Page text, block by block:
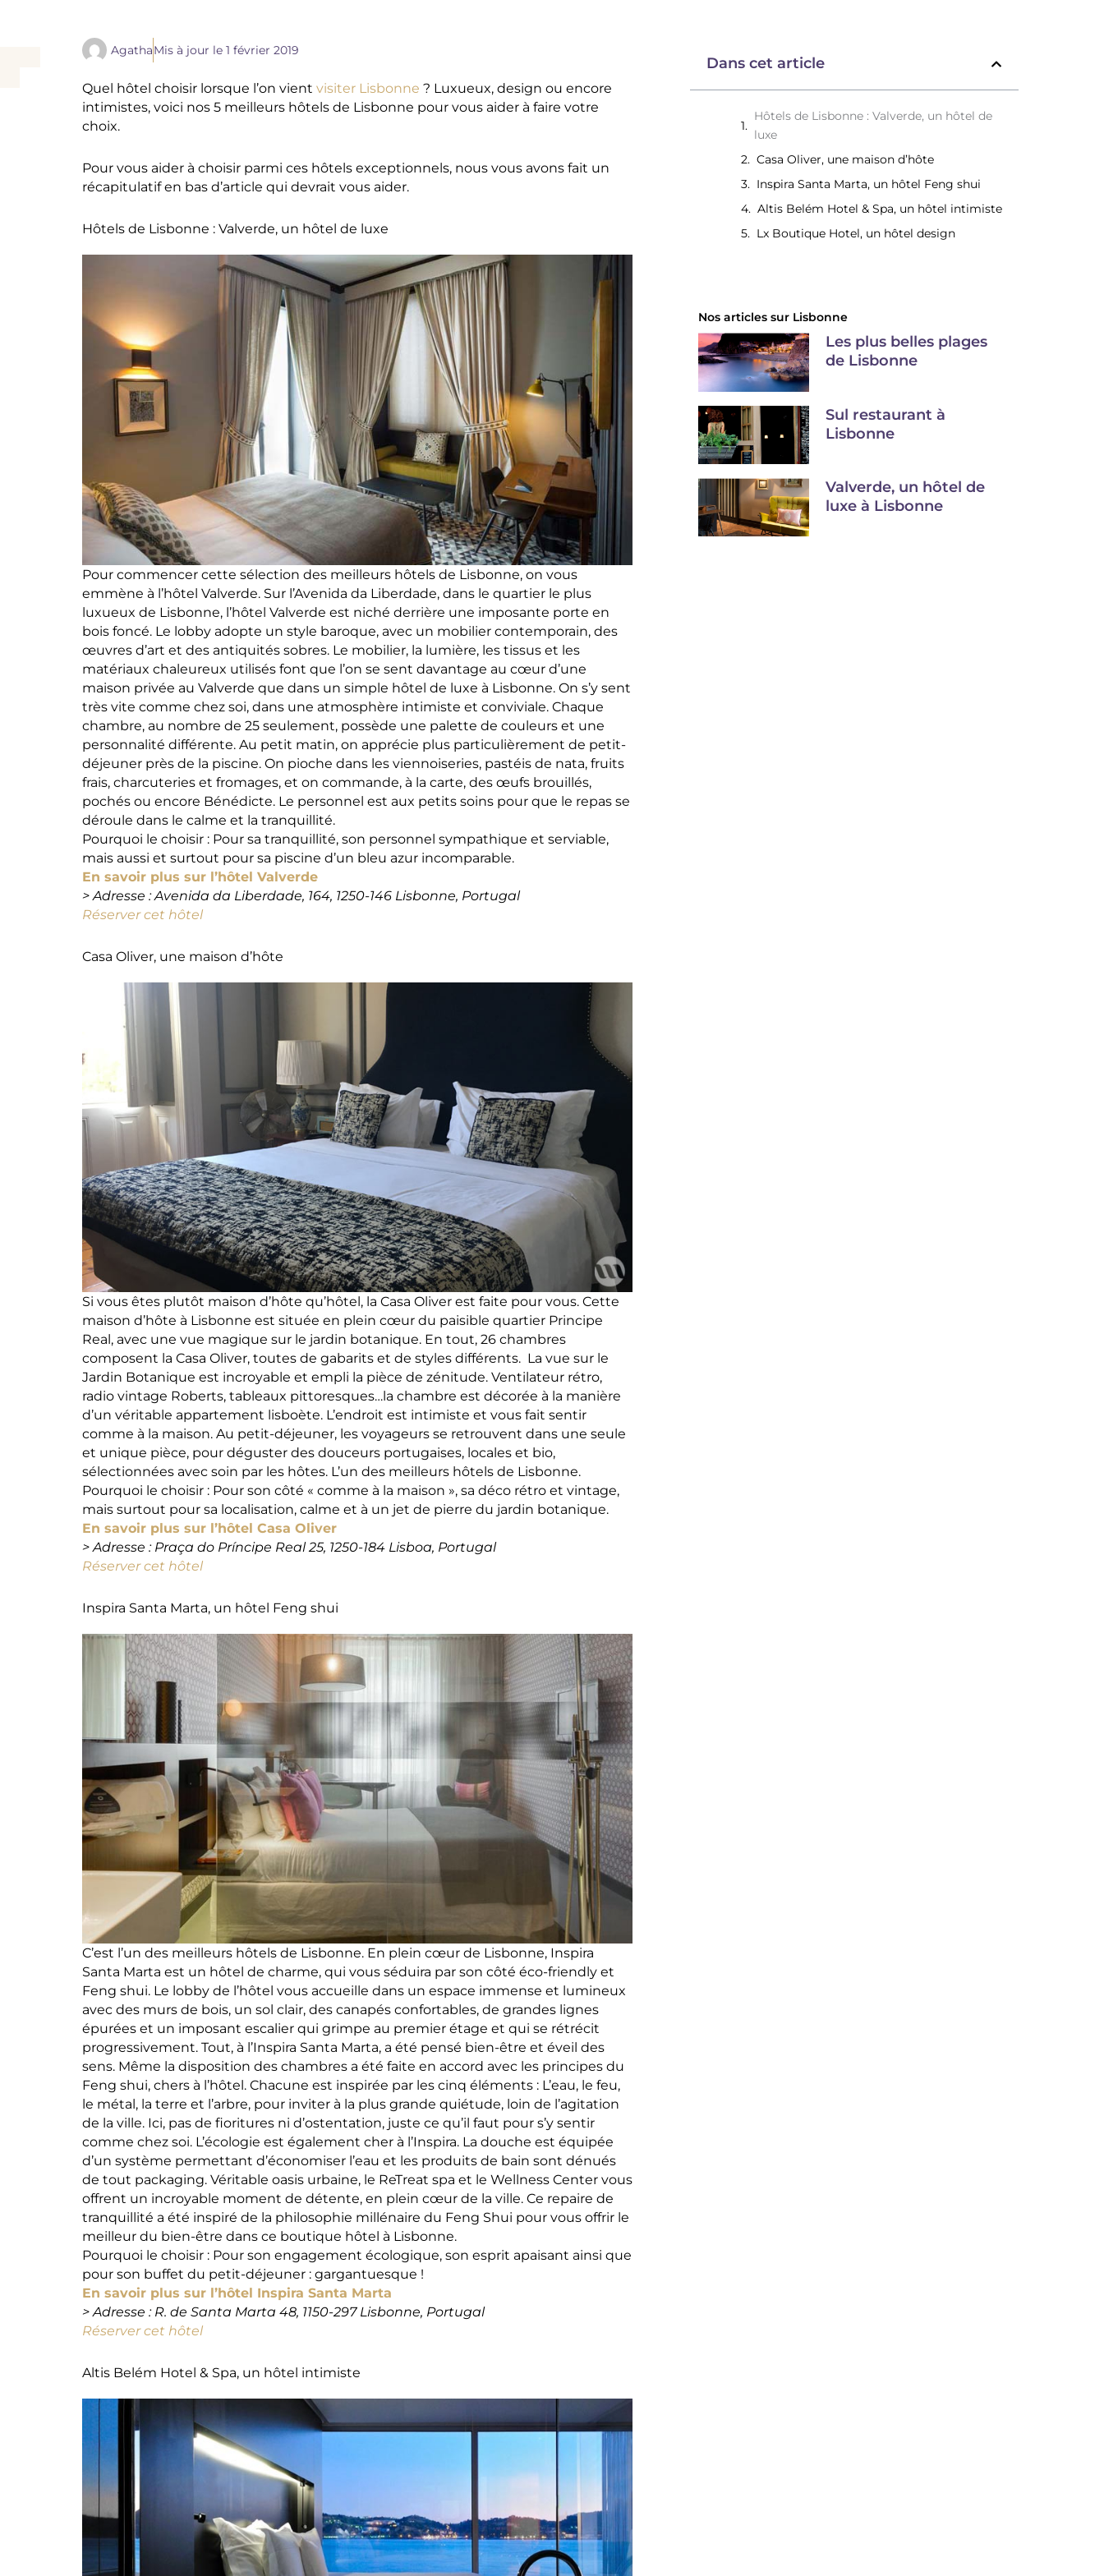
AgathaMis à jour le 1 février 2019
Quel hôtel choisir lorsque l’on vient visiter Lisbonne ? Luxueux, design ou encore
intimistes, voici nos 5 meilleurs hôtels de Lisbonne pour vous aider à faire votre
choix.
Pour vous aider à choisir parmi ces hôtels exceptionnels, nous vous avons fait un
récapitulatif en bas d’article qui devrait vous aider.
Hôtels de Lisbonne : Valverde, un hôtel de luxe
Pour commencer cette sélection des meilleurs hôtels de Lisbonne, on vous
emmène à l’hôtel Valverde. Sur l’Avenida da Liberdade, dans le quartier le plus
luxueux de Lisbonne, l’hôtel Valverde est niché derrière une imposante porte en
bois foncé. Le lobby adopte un style baroque, avec un mobilier contemporain, des
œuvres d’art et des antiquités sobres. Le mobilier, la lumière, les tissus et les
matériaux chaleureux utilisés font que l’on se sent davantage au cœur d’une
maison privée au Valverde que dans un simple hôtel de luxe à Lisbonne. On s’y sent
très vite comme chez soi, dans une atmosphère intimiste et conviviale. Chaque
chambre, au nombre de 25 seulement, possède une palette de couleurs et une
personnalité différente. Au petit matin, on apprécie plus particulièrement de petit-
déjeuner près de la piscine. On pioche dans les viennoiseries, pastéis de nata, fruits
frais, charcuteries et fromages, et on commande, à la carte, des œufs brouillés,
pochés ou encore Bénédicte. Le personnel est aux petits soins pour que le repas se
déroule dans le calme et la tranquillité.
Pourquoi le choisir : Pour sa tranquillité, son personnel sympathique et serviable,
mais aussi et surtout pour sa piscine d’un bleu azur incomparable.
En savoir plus sur l’hôtel Valverde
> Adresse : Avenida da Liberdade, 164, 1250-146 Lisbonne, Portugal
Réserver cet hôtel
Casa Oliver, une maison d’hôte
Si vous êtes plutôt maison d’hôte qu’hôtel, la Casa Oliver est faite pour vous. Cette
maison d’hôte à Lisbonne est située en plein cœur du paisible quartier Principe
Real, avec une vue magique sur le jardin botanique. En tout, 26 chambres
composent la Casa Oliver, toutes de gabarits et de styles différents. La vue sur le
Jardin Botanique est incroyable et empli la pièce de zénitude. Ventilateur rétro,
radio vintage Roberts, tableaux pittoresques…la chambre est décorée à la manière
d’un véritable appartement lisboète. L’endroit est intimiste et vous fait sentir
comme à la maison. Au petit-déjeuner, les voyageurs se retrouvent dans une seule
et unique pièce, pour déguster des douceurs portugaises, locales et bio,
sélectionnées avec soin par les hôtes. L’un des meilleurs hôtels de Lisbonne.
Pourquoi le choisir : Pour son côté « comme à la maison », sa déco rétro et vintage,
mais surtout pour sa localisation, calme et à un jet de pierre du jardin botanique.
En savoir plus sur l’hôtel Casa Oliver
> Adresse : Praça do Príncipe Real 25, 1250-184 Lisboa, Portugal
Réserver cet hôtel
Inspira Santa Marta, un hôtel Feng shui
C’est l’un des meilleurs hôtels de Lisbonne. En plein cœur de Lisbonne, Inspira
Santa Marta est un hôtel de charme, qui vous séduira par son côté éco-friendly et
Feng shui. Le lobby de l’hôtel vous accueille dans un espace immense et lumineux
avec des murs de bois, un sol clair, des canapés confortables, de grandes lignes
épurées et un imposant escalier qui grimpe au premier étage et qui se rétrécit
progressivement. Tout, à l’Inspira Santa Marta, a été pensé bien-être et éveil des
sens. Même la disposition des chambres a été faite en accord avec les principes du
Feng shui, chers à l’hôtel. Chacune est inspirée par les cinq éléments : L’eau, le feu,
le métal, la terre et l’arbre, pour inviter à la plus grande quiétude, loin de l’agitation
de la ville. Ici, pas de fioritures ni d’ostentation, juste ce qu’il faut pour s’y sentir
comme chez soi. L’écologie est également cher à l’Inspira. La douche est équipée
d’un système permettant d’économiser l’eau et les produits de bain sont dénués
de tout packaging. Véritable oasis urbaine, le ReTreat spa et le Wellness Center vous
offrent un incroyable moment de détente, en plein cœur de la ville. Ce repaire de
tranquillité a été inspiré de la philosophie millénaire du Feng Shui pour vous offrir le
meilleur du bien-être dans ce boutique hôtel à Lisbonne.
Pourquoi le choisir : Pour son engagement écologique, son esprit apaisant ainsi que
pour son buffet du petit-déjeuner : gargantuesque !
En savoir plus sur l’hôtel Inspira Santa Marta
> Adresse : R. de Santa Marta 48, 1150-297 Lisbonne, Portugal
Réserver cet hôtel
Altis Belém Hotel & Spa, un hôtel intimiste
Dans cet article
Hôtels de Lisbonne : Valverde, un hôtel de
luxe
Casa Oliver, une maison d’hôte
Inspira Santa Marta, un hôtel Feng shui
Altis Belém Hotel & Spa, un hôtel intimiste
Lx Boutique Hotel, un hôtel design
Nos articles sur Lisbonne
Les plus belles plages
de Lisbonne
Sul restaurant à
Lisbonne
Valverde, un hôtel de
luxe à Lisbonne